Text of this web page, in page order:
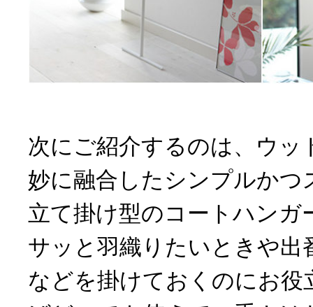
次にご紹介するのは、ウッ
妙に融合したシンプルかつ
立て掛け型のコートハンガ
サッと羽織りたいときや出
などを掛けておくのにお役